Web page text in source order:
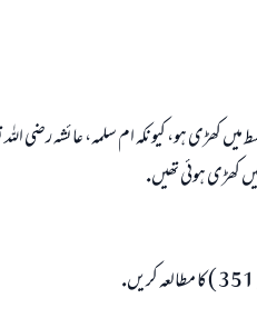
ہو، كيونكہ ام سلمہ، عائشہ رضى اللہ
كھڑى ہوئى تھيں.
کریں